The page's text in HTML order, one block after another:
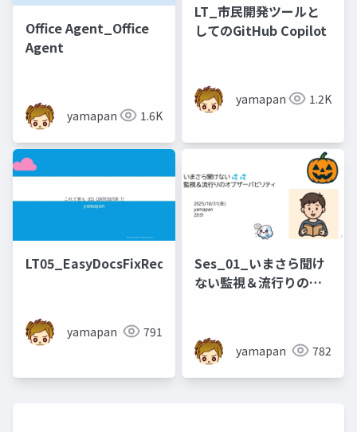
Office Agent_Office
Agent
yamapan 1.6K
LT_市民開発ツールと
してのGitHub Copilot
yamapan 1.2K
LT05_EasyDocsFixRequest
yamapan 791
Ses_01_いまさら聞け
ない監視＆流行りのオ
yamapan 782